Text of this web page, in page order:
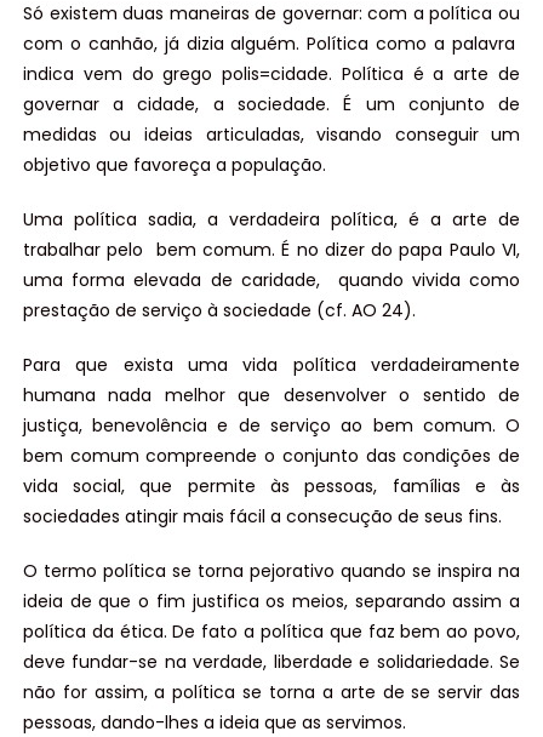
Só existem duas maneiras de governar: com a política ou
com o canhão, já dizia alguém. Política como a palavra
indica vem do grego polis=cidade. Política é a arte de
governar a cidade, a sociedade. É um conjunto de
medidas ou ideias articuladas, visando conseguir um
objetivo que favoreça a população.
Uma política sadia, a verdadeira política, é a arte de
trabalhar pelo bem comum. É no dizer do papa Paulo VI,
uma forma elevada de caridade, quando vivida como
prestação de serviço à sociedade (cf. AO 24).
Para que exista uma vida política verdadeiramente
humana nada melhor que desenvolver o sentido de
justiça, benevolência e de serviço ao bem comum. O
bem comum compreende o conjunto das condições de
vida social, que permite às pessoas, famílias e às
sociedades atingir mais fácil a consecução de seus fins.
O termo política se torna pejorativo quando se inspira na
ideia de que o fim justifica os meios, separando assim a
política da ética. De fato a política que faz bem ao povo,
deve fundar-se na verdade, liberdade e solidariedade. Se
não for assim, a política se torna a arte de se servir das
pessoas, dando-lhes a ideia que as servimos.